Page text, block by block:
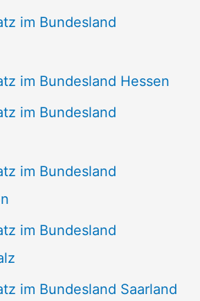
im Bundesland
im Bundesland Hessen
im Bundesland
im Bundesland
im Bundesland
im Bundesland Saarland